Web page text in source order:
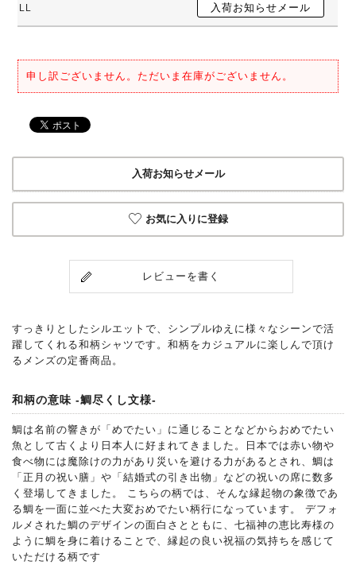
LL
申し訳ございません。ただいま在庫がございません。
入荷お知らせメール
お気に入りに登録
レビューを書く
すっきりとしたシルエットで、シンプルゆえに様々なシーンで活
躍してくれる和柄シャツです。和柄をカジュアルに楽しんで頂け
るメンズの定番商品。
和柄の意味 -鯛尽くし文様-
鯛は名前の響きが「めでたい」に通じることなどからおめでたい
魚として古くより日本人に好まれてきました。日本では赤い物や
食べ物には魔除けの力があり災いを避ける力があるとされ、鯛は
「正月の祝い膳」や「結婚式の引き出物」などの祝いの席に数多
く登場してきました。 こちらの柄では、そんな縁起物の象徴であ
る鯛を一面に並べた大変おめでたい柄行になっています。 デフォ
ルメされた鯛のデザインの面白さとともに、七福神の恵比寿様の
ように鯛を身に着けることで、縁起の良い祝福の気持ちを感じて
いただける柄です